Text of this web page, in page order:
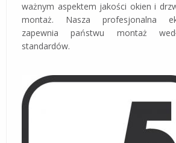
ważnym aspektem jakości okien i
montaż. Nasza profesjonalna
zapewnia państwu montaż
standardów.